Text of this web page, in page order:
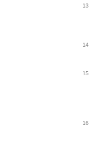
13
14
15
16